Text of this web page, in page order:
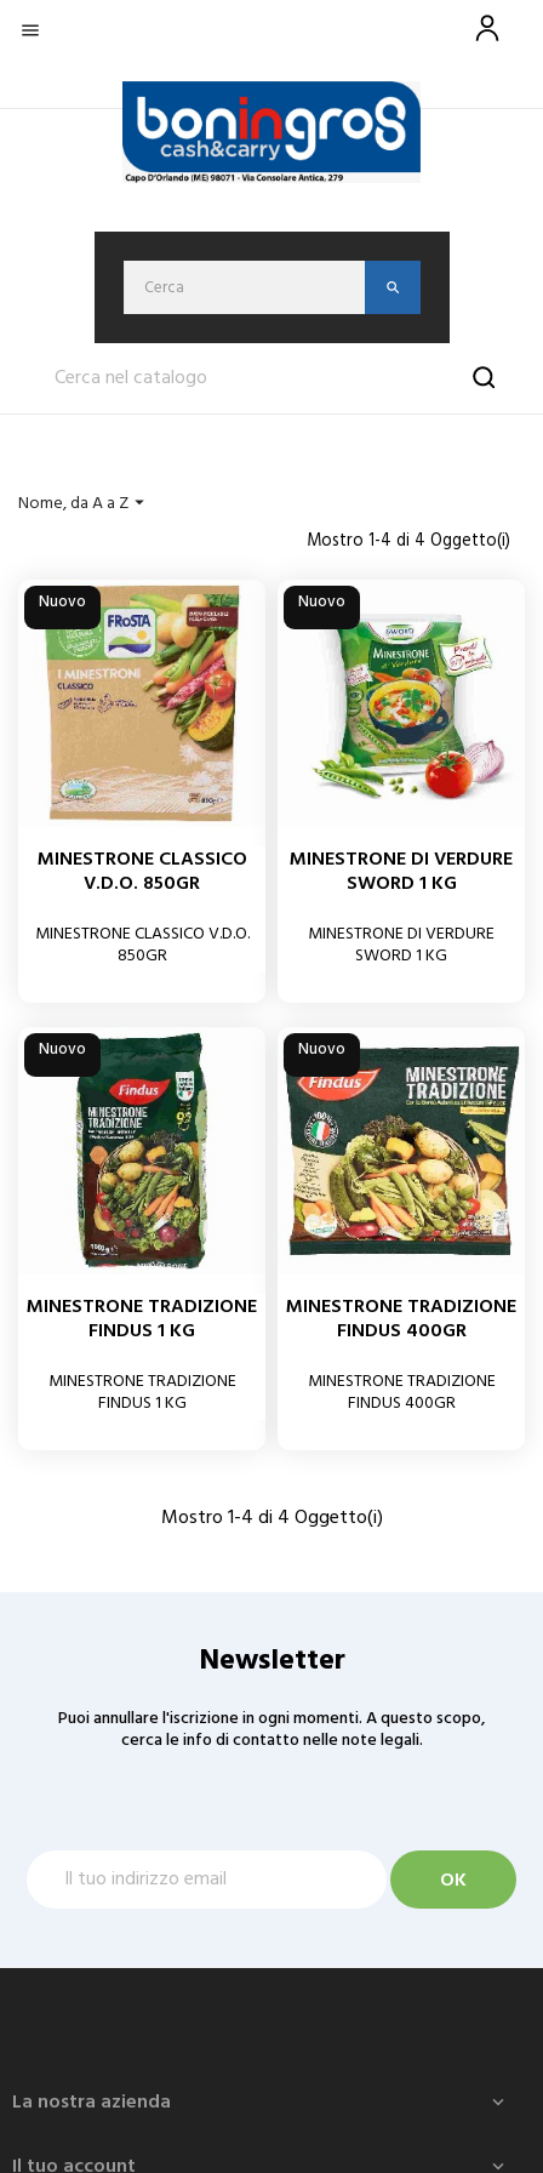

Nome, da A a Z 
Mostro 1-4 di 4 Oggetto(i)
Nuovo
MINESTRONE CLASSICO
V.D.O. 850GR
MINESTRONE CLASSICO V.D.O.
850GR
Nuovo
MINESTRONE DI VERDURE
SWORD 1 KG
MINESTRONE DI VERDURE
SWORD 1 KG
Nuovo
MINESTRONE TRADIZIONE
FINDUS 1 KG
MINESTRONE TRADIZIONE
FINDUS 1 KG
Nuovo
MINESTRONE TRADIZIONE
FINDUS 400GR
MINESTRONE TRADIZIONE
FINDUS 400GR
Mostro 1-4 di 4 Oggetto(i)
Newsletter
Puoi annullare l'iscrizione in ogni momenti. A questo scopo,
cerca le info di contatto nelle note legali.
La nostra azienda 
